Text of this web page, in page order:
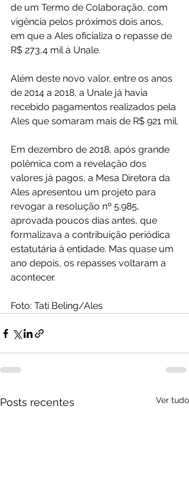
de um Termo de Colaboração, com
vigência pelos próximos dois anos,
em que a Ales oficializa o repasse de
R$ 273,4 mil à Unale.
Além deste novo valor, entre os anos
de 2014 a 2018, a Unale já havia
recebido pagamentos realizados pela
Ales que somaram mais de R$ 921 mil.
Em dezembro de 2018, após grande
polêmica com a revelação dos
valores já pagos, a Mesa Diretora da
Ales apresentou um projeto para
revogar a resolução nº 5.985,
aprovada poucos dias antes, que
formalizava a contribuição periódica
estatutária à entidade. Mas quase um
ano depois, os repasses voltaram a
acontecer.
Foto: Tati Beling/Ales
Posts recentes Ver tudo